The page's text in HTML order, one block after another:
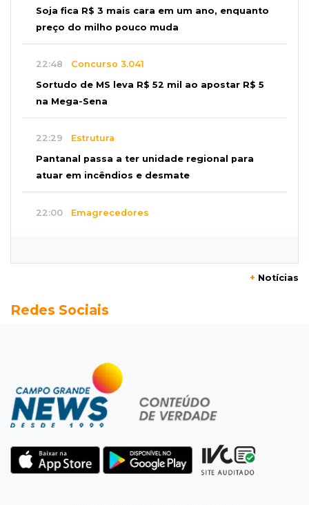
Soja fica R$ 3 mais cara em um ano, enquanto
preço do milho pouco muda
22:48 Concurso 3.041
Sortudo de MS leva R$ 52 mil ao apostar R$ 5
na Mega-Sena
22:29 Estrutura
Pantanal passa a ter unidade regional para
atuar em incêndios e desmate
22:00 Emagrecedores
Granizo danifica telhados e plantações
Agregado
Inter perde para o Corinthians mas avança às
quartas da Copa do Brasil
Vitória goleia Athletico-PR por 4 a 0 e avança
às quartas da Copa do Brasil
+ Notícias
Redes Sociais